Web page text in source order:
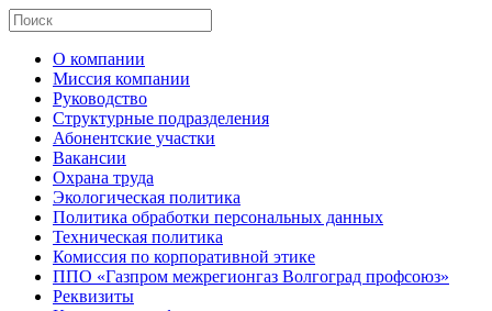
О компании
Миссия компании
Руководство
Структурные подразделения
Абонентские участки
Вакансии
Охрана труда
Экологическая политика
Политика обработки персональных данных
Техническая политика
Комиссия по корпоративной этике
ППО «Газпром межрегионгаз Волгоград профсоюз»
Реквизиты